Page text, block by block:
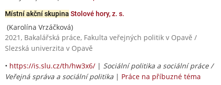
Místní akční skupina Stolové hory, z. s.
(Karolína Vrzáčková)
2021, Bakalářská práce, Fakulta veřejných politik v Opavě /
Slezská univerzita v Opavě
• https://is.slu.cz/th/hw3x6/ | Sociální politika a sociální práce /
Veřejná správa a sociální politika | Práce na příbuzné téma